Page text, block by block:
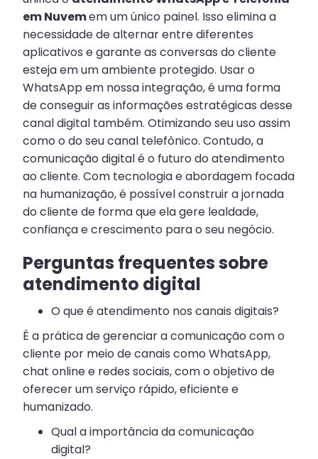
em Nuvemem um único painel. Isso elimina a
necessidade de alternar entre diferentes
aplicativos e garante as conversas do cliente
esteja em um ambiente protegido. Usar o
WhatsApp em nossa integração, é uma forma
de conseguir as informações estratégicas desse
canal digital também. Otimizando seu uso assim
como o do seu canal telefônico. Contudo, a
comunicação digital é o futuro do atendimento
ao cliente. Com tecnologia e abordagem focada
na humanização, é possível construir a jornada
do cliente de forma que ela gere lealdade,
confiança e crescimento para o seu negócio.
Perguntas frequentes sobre
atendimento digital
O que é atendimento nos canais digitais?
É a prática de gerenciar a comunicação com o
cliente por meio de canais como WhatsApp,
chat online e redes sociais, com o objetivo de
oferecer um serviço rápido, eficiente e
humanizado.
Qual a importância da comunicação
digital?